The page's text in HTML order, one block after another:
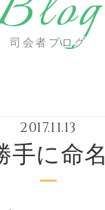
司会者ブログ
2017.11.13
手に命名